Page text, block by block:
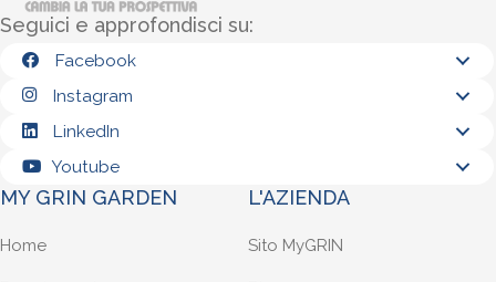
Seguici e approfondisci su:
Facebook
Instagram
LinkedIn
Youtube
MY GRIN GARDEN
Home
L'AZIENDA
Sito MyGRIN